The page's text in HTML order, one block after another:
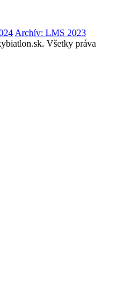
Archív: LMS 2023
Všetky práva